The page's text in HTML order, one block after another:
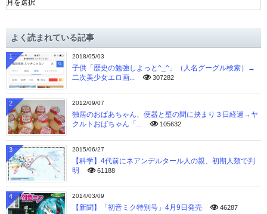
ー
ブよく読まれている記事
2018/05/03
子供「歴史の勉強しよっと^_^」（人名グーグル検索）→
二次美少女エロ画...
307282
1
2012/09/07
独居のおばあちゃん、便器と壁の間に挟まり３日経過→ヤ
クルトおばちゃん「...
105632
2
2015/06/27
【科学】4代前にネアンデルタール人の親、初期人類で判
明
61188
3
2014/03/09
【新聞】「初音ミク特別号」4月9日発売 46287
4